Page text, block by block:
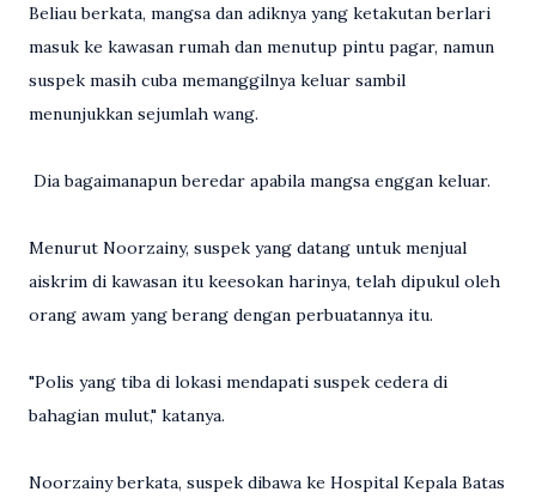
Beliau berkata, mangsa dan adiknya yang ketakutan berlari
masuk ke kawasan rumah dan menutup pintu pagar, namun
suspek masih cuba memanggilnya keluar sambil
menunjukkan sejumlah wang.
Dia bagaimanapun beredar apabila mangsa enggan keluar.
Menurut Noorzainy, suspek yang datang untuk menjual
aiskrim di kawasan itu keesokan harinya, telah dipukul oleh
orang awam yang berang dengan perbuatannya itu.
"Polis yang tiba di lokasi mendapati suspek cedera di
bahagian mulut," katanya.
Noorzainy berkata, suspek dibawa ke Hospital Kepala Batas